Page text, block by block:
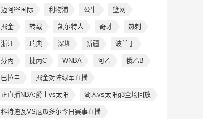
迈阿密国际 利物浦 公牛 篮网
掘金 转载 凯尔特人 奇才 热刺
浙江 瑞典 深圳 新疆 波兰丁
芬丙 捷丙C WNBA 阿乙 俄乙B
巴拉圭 掘金对阵绿军直播
正直播NBA:爵士vs太阳 湖人vs太阳g3全场回放
科特迪瓦VS厄瓜多尔今日赛事直播